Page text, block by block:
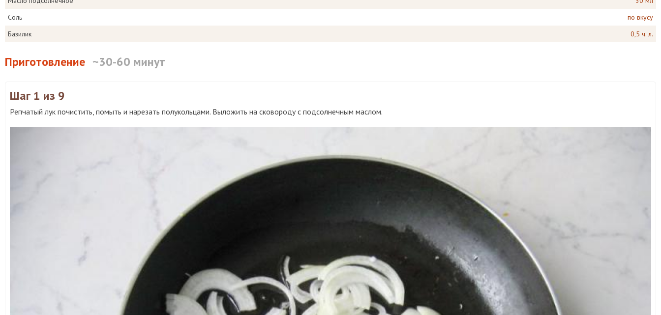
Соль
по вкусу
Базилик
0,5 ч. л.
Приготовление ~30-60 минут
Шаг 1 из 9
Репчатый лук почистить, помыть и нарезать полукольцами. Выложить на сковороду с подсолнечным маслом.